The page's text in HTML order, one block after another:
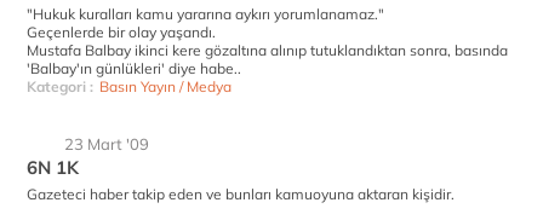
"Hukuk kuralları kamu yararına aykırı yorumlanamaz."
Geçenlerde bir olay yaşandı.
Mustafa Balbay ikinci kere gözaltına alınıp tutuklandıktan sonra, basında
'Balbay'ın günlükleri' diye habe..
Kategori : Basın Yayın / Medya
23 Mart '09
6N 1K
Gazeteci haber takip eden ve bunları kamuoyuna aktaran kişidir.